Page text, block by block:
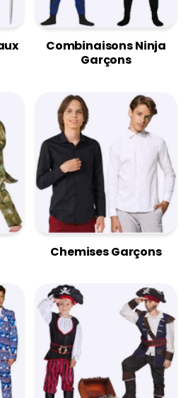
Combinaisons Ninja
Garçons
Chemises Garçons